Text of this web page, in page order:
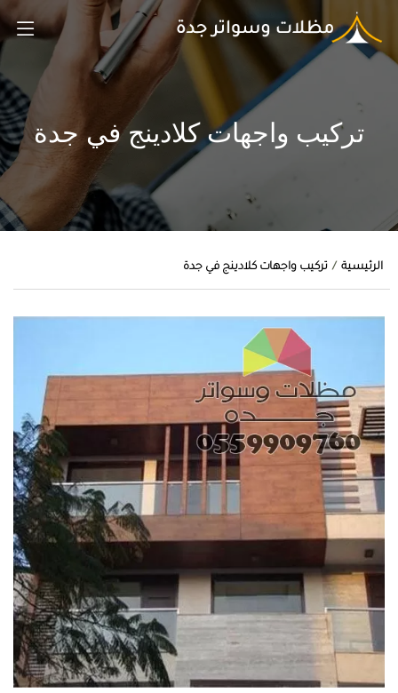
تركيب واجهات كلادينج في جدة
الرئيسية تركيب واجهات كلادينج في جدة